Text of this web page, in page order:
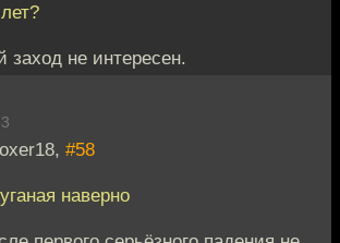
не интересен.
#58
наверно